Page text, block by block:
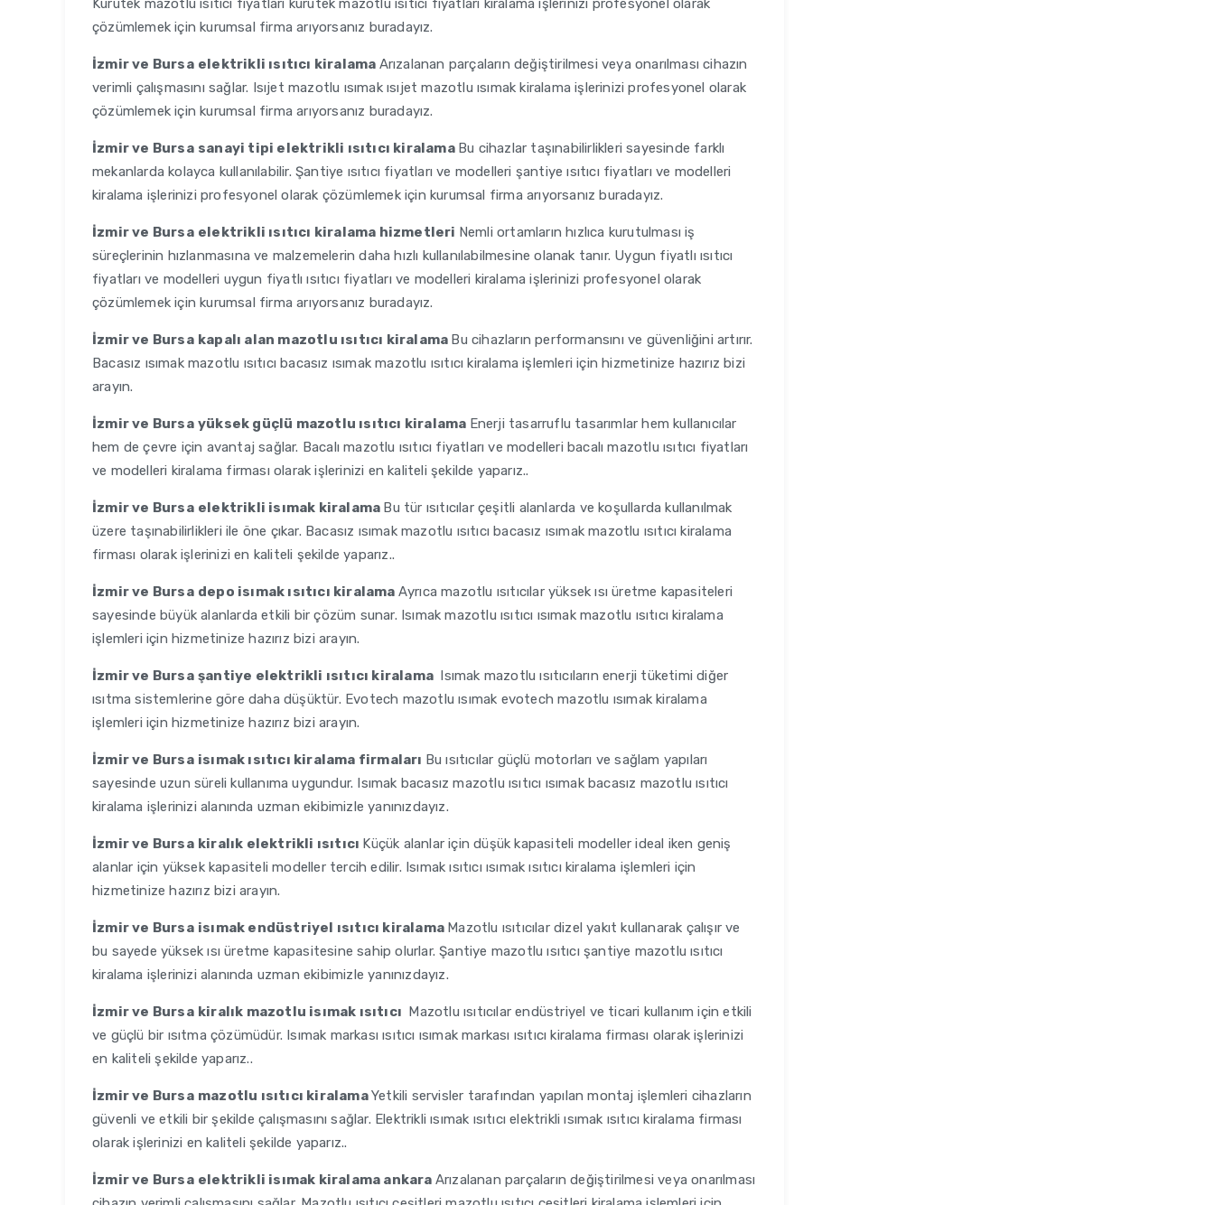
Kurutek mazotlu ısıtıcı fiyatları kurutek mazotlu ısıtıcı fiyatları kiralama işlerinizi profesyonel olarak
çözümlemek için kurumsal firma arıyorsanız buradayız.
İzmir ve Bursa elektrikli ısıtıcı kiralama Arızalanan parçaların değiştirilmesi veya onarılması cihazın
verimli çalışmasını sağlar. Isıjet mazotlu ısımak ısıjet mazotlu ısımak kiralama işlerinizi profesyonel olarak
çözümlemek için kurumsal firma arıyorsanız buradayız.
İzmir ve Bursa sanayi tipi elektrikli ısıtıcı kiralama Bu cihazlar taşınabilirlikleri sayesinde farklı
mekanlarda kolayca kullanılabilir. Şantiye ısıtıcı fiyatları ve modelleri şantiye ısıtıcı fiyatları ve modelleri
kiralama işlerinizi profesyonel olarak çözümlemek için kurumsal firma arıyorsanız buradayız.
İzmir ve Bursa elektrikli ısıtıcı kiralama hizmetleri Nemli ortamların hızlıca kurutulması iş
süreçlerinin hızlanmasına ve malzemelerin daha hızlı kullanılabilmesine olanak tanır. Uygun fiyatlı ısıtıcı
fiyatları ve modelleri uygun fiyatlı ısıtıcı fiyatları ve modelleri kiralama işlerinizi profesyonel olarak
çözümlemek için kurumsal firma arıyorsanız buradayız.
İzmir ve Bursa kapalı alan mazotlu ısıtıcı kiralama Bu cihazların performansını ve güvenliğini artırır.
Bacasız ısımak mazotlu ısıtıcı bacasız ısımak mazotlu ısıtıcı kiralama işlemleri için hizmetinize hazırız bizi
arayın.
İzmir ve Bursa yüksek güçlü mazotlu ısıtıcı kiralama Enerji tasarruflu tasarımlar hem kullanıcılar
hem de çevre için avantaj sağlar. Bacalı mazotlu ısıtıcı fiyatları ve modelleri bacalı mazotlu ısıtıcı fiyatları
ve modelleri kiralama firması olarak işlerinizi en kaliteli şekilde yaparız..
İzmir ve Bursa elektrikli isımak kiralama Bu tür ısıtıcılar çeşitli alanlarda ve koşullarda kullanılmak
üzere taşınabilirlikleri ile öne çıkar. Bacasız ısımak mazotlu ısıtıcı bacasız ısımak mazotlu ısıtıcı kiralama
firması olarak işlerinizi en kaliteli şekilde yaparız..
İzmir ve Bursa depo isımak ısıtıcı kiralama Ayrıca mazotlu ısıtıcılar yüksek ısı üretme kapasiteleri
sayesinde büyük alanlarda etkili bir çözüm sunar. Isımak mazotlu ısıtıcı ısımak mazotlu ısıtıcı kiralama
işlemleri için hizmetinize hazırız bizi arayın.
İzmir ve Bursa şantiye elektrikli ısıtıcı kiralama Isımak mazotlu ısıtıcıların enerji tüketimi diğer
ısıtma sistemlerine göre daha düşüktür. Evotech mazotlu ısımak evotech mazotlu ısımak kiralama
işlemleri için hizmetinize hazırız bizi arayın.
İzmir ve Bursa isımak ısıtıcı kiralama firmaları Bu ısıtıcılar güçlü motorları ve sağlam yapıları
sayesinde uzun süreli kullanıma uygundur. Isımak bacasız mazotlu ısıtıcı ısımak bacasız mazotlu ısıtıcı
kiralama işlerinizi alanında uzman ekibimizle yanınızdayız.
İzmir ve Bursa kiralık elektrikli ısıtıcı Küçük alanlar için düşük kapasiteli modeller ideal iken geniş
alanlar için yüksek kapasiteli modeller tercih edilir. Isımak ısıtıcı ısımak ısıtıcı kiralama işlemleri için
hizmetinize hazırız bizi arayın.
İzmir ve Bursa isımak endüstriyel ısıtıcı kiralama Mazotlu ısıtıcılar dizel yakıt kullanarak çalışır ve
bu sayede yüksek ısı üretme kapasitesine sahip olurlar. Şantiye mazotlu ısıtıcı şantiye mazotlu ısıtıcı
kiralama işlerinizi alanında uzman ekibimizle yanınızdayız.
İzmir ve Bursa kiralık mazotlu isımak ısıtıcı Mazotlu ısıtıcılar endüstriyel ve ticari kullanım için etkili
ve güçlü bir ısıtma çözümüdür. Isımak markası ısıtıcı ısımak markası ısıtıcı kiralama firması olarak işlerinizi
en kaliteli şekilde yaparız..
İzmir ve Bursa mazotlu ısıtıcı kiralamaYetkili servisler tarafından yapılan montaj işlemleri cihazların
güvenli ve etkili bir şekilde çalışmasını sağlar. Elektrikli ısımak ısıtıcı elektrikli ısımak ısıtıcı kiralama firması
olarak işlerinizi en kaliteli şekilde yaparız..
İzmir ve Bursa elektrikli isımak kiralama ankara Arızalanan parçaların değiştirilmesi veya onarılması